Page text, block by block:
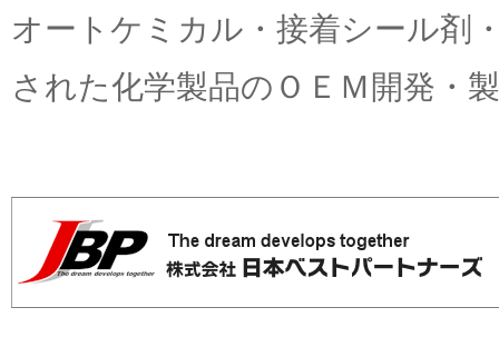
オートケミカル・接着シール剤
された化学製品のＯＥＭ開発・